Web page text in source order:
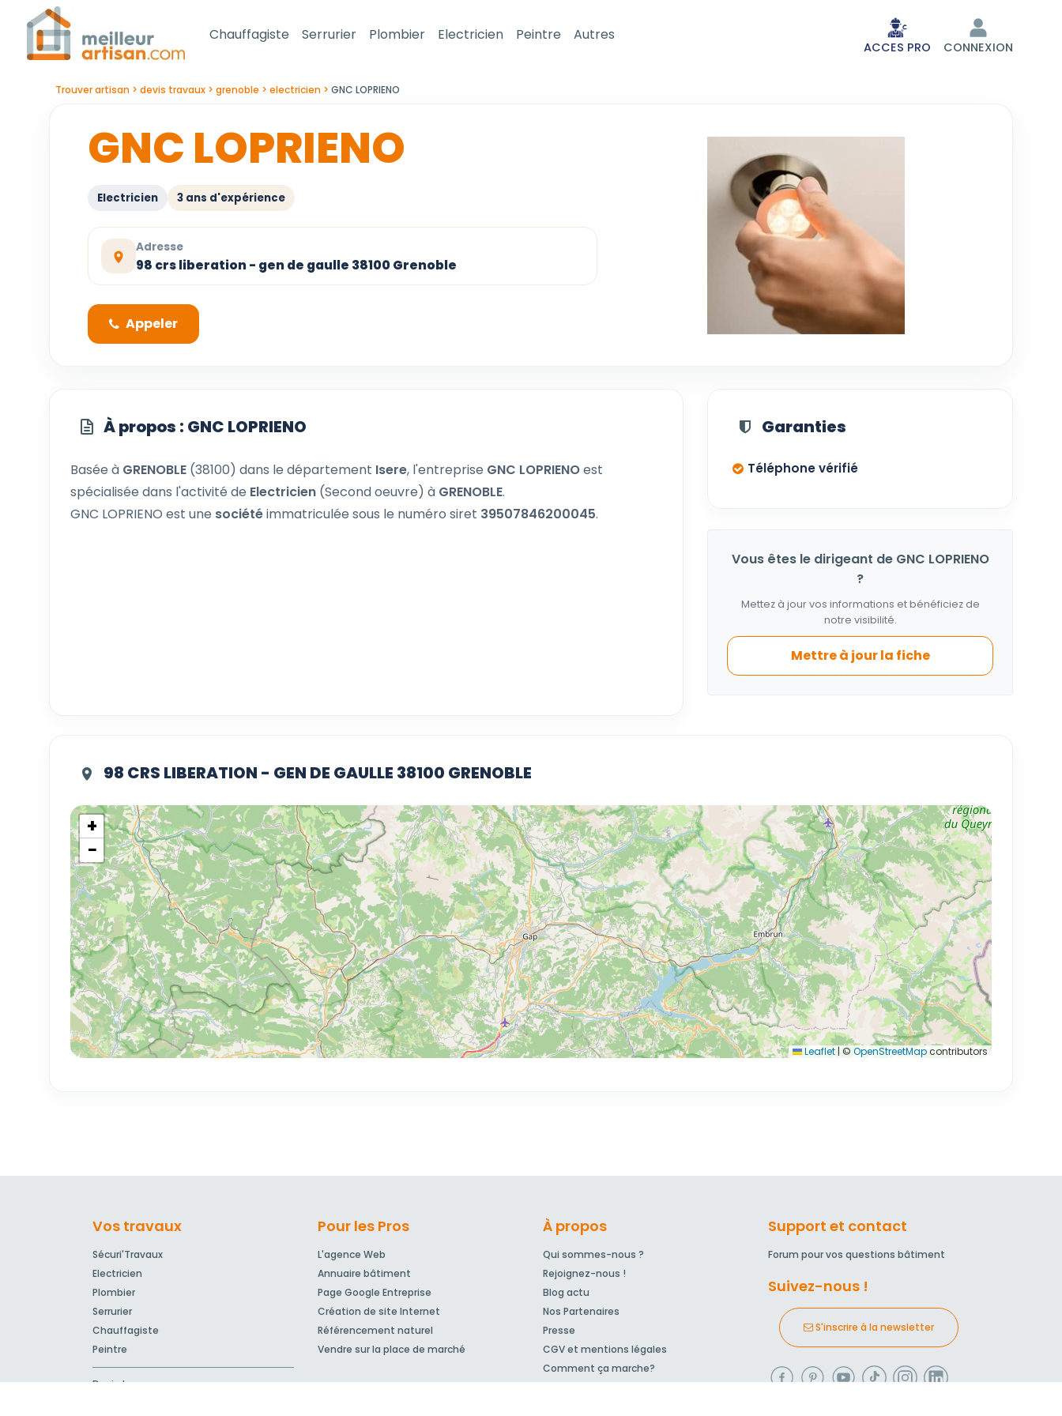
Chauffagiste Serrurier Plombier Electricien Peintre Autres
ACCES PRO CONNEXION
Trouver artisan devis travaux grenoble electricien GNC LOPRIENO
GNC LOPRIENO
Electricien 3 ans d'expérience
Adresse
98 crs liberation - gen de gaulle 38100 Grenoble
Appeler
À propos : GNC LOPRIENO
Basée à GRENOBLE (38100) dans le département Isere, l'entreprise GNC LOPRIENOest
spécialisée dans l'activité de Electricien (Second oeuvre) à GRENOBLE.
GNC LOPRIENO est une sociétéimmatriculée sous le numéro siret 39507846200045.
Garanties
Téléphone vérifié
Vous êtes le dirigeant de GNC LOPRIENO
?
Mettez à jour vos informations et bénéficiez de
notre visibilité.
Mettre à jour la fiche
98 CRS LIBERATION - GEN DE GAULLE 38100 GRENOBLE
+
−
Leaflet | © OpenStreetMapcontributors
Vos travaux
Sécuri'Travaux
Electricien
Plombier
Serrurier
Chauffagiste
Peintre
Devis travaux
Pour les Pros
L'agence Web
Annuaire bâtiment
Page Google Entreprise
Création de site Internet
Référencement naturel
Vendre sur la place de marché
À propos
Qui sommes-nous ?
Rejoignez-nous !
Blog actu
Nos Partenaires
Presse
CGV et mentions légales
Comment ça marche?
Support et contact
Forum pour vos questions bâtiment
Suivez-nous !
S'inscrire à la newsletter